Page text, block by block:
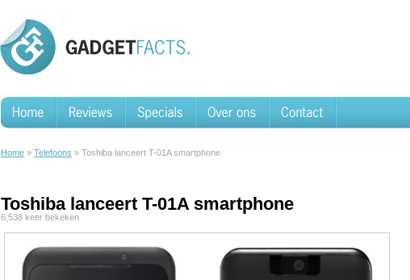
Home » Telefoons » Toshiba lanceert T-01A smartphone
Toshiba lanceert T-01A smartphone
6,538 keer bekeken